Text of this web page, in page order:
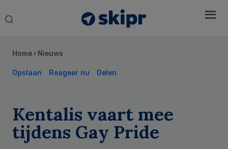
Search
Home › Nieuws
Opslaan Reageer nu Delen
Kentalis vaart mee
tijdens Gay Pride
Sidebar